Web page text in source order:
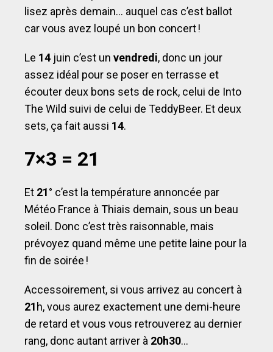
lisez après demain… auquel cas c’est ballot
car vous avez loupé un bon concert !
Le 14 juin c’est un vendredi, donc un jour
assez idéal pour se poser en terrasse et
écouter deux bons sets de rock, celui de Into
The Wild suivi de celui de TeddyBeer. Et deux
sets, ça fait aussi 14.
7×3 = 21
Et 21° c’est la température annoncée par
Météo France à Thiais demain, sous un beau
soleil. Donc c’est très raisonnable, mais
prévoyez quand même une petite laine pour la
fin de soirée !
Accessoirement, si vous arrivez au concert à
21h, vous aurez exactement une demi-heure
de retard et vous vous retrouverez au dernier
rang, donc autant arriver à 20h30…